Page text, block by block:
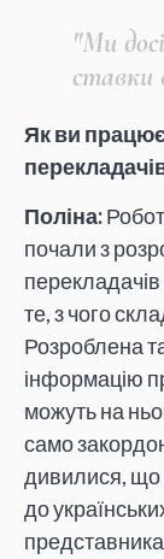
"Ми
ставки
Як ви
Поліна:
почали з
те, з чого
Розроблена
інформацію
можуть на
само
дивилися, що
до